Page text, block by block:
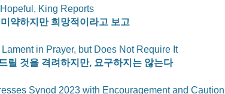
King Reports
약하지만 희망적이라고 보고
in Prayer, but Does Not Require It
릴 것을 격려하지만, 요구하지는 않는다
Synod 2023 with Encouragement and Caution